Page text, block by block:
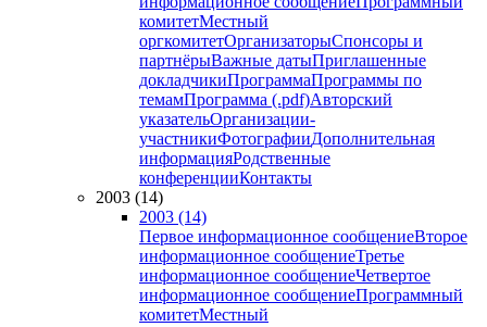
комитетМестный
оргкомитетОрганизаторыСпонсоры и
партнёрыВажные датыПриглашенные
докладчикиПрограммаПрограммы по
темамПрограмма (.pdf)Авторский
указательОрганизации-
участникиФотографииДополнительная
информацияРодственные
конференцииКонтакты
2003 (14)
2003 (14)
Первое информационное сообщениеВторое
информационное сообщениеТретье
информационное сообщениеЧетвертое
информационное сообщениеПрограммный
комитетМестный